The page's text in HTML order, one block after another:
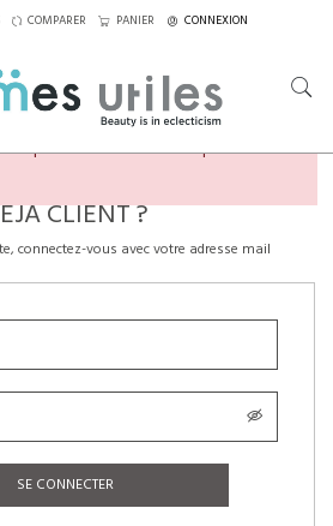
COMPARER PANIER CONNEXION
ou vous connecter pour
CLIENT ?
connectez-vous avec votre adresse mail
SE CONNECTER